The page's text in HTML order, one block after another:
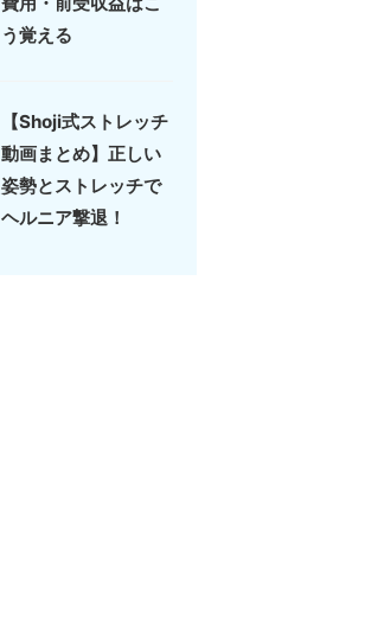
う覚える
【Shoji式ストレッチ
動画まとめ】正しい
姿勢とストレッチで
ヘルニア撃退！